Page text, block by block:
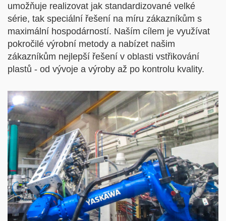
umožňuje realizovat jak standardizované velké
série, tak speciální řešení na míru zákazníkům s
maximální hospodárností. Naším cílem je využívat
pokročilé výrobní metody a nabízet našim
zákazníkům nejlepší řešení v oblasti vstřikování
plastů - od vývoje a výroby až po kontrolu kvality.